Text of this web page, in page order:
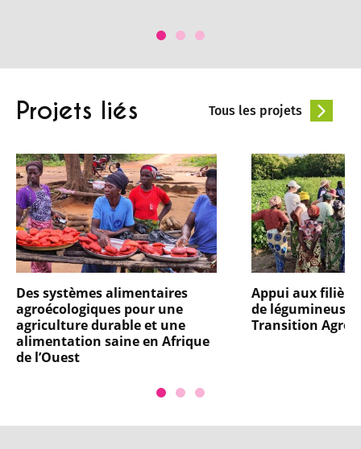
Projets liés Tous les projets
Des systèmes alimentaires
agroécologiques pour une
agriculture durable et une
alimentation saine en Afrique
de l’Ouest
Appui aux
de
Transition